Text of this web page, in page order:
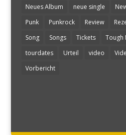
Neues Album
neue single
Punk
Punkrock Review
Song
Songs Tickets Tough
tourdates
Urteil video
Vorbericht